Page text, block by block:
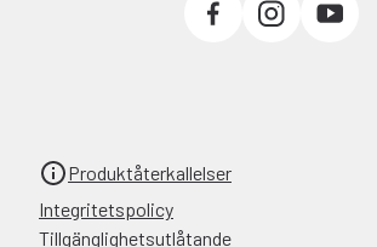
Produktåterkallelser
Integritetspolicy
Tillgänglighetsutlåtande